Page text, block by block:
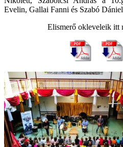
Evelin, Gallai Fanni és Szabó
Elismerő okleveleik itt